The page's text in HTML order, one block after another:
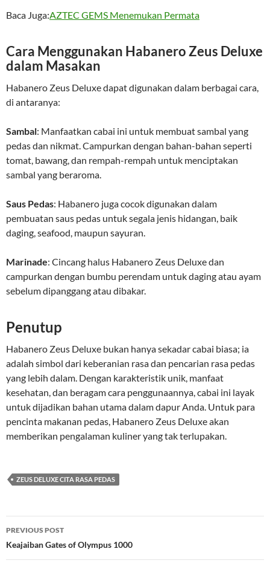
Baca Juga:AZTEC GEMS Menemukan Permata
Cara Menggunakan Habanero Zeus Deluxe
dalam Masakan
Habanero Zeus Deluxe dapat digunakan dalam berbagai cara,
di antaranya:
Sambal: Manfaatkan cabai ini untuk membuat sambal yang
pedas dan nikmat. Campurkan dengan bahan-bahan seperti
tomat, bawang, dan rempah-rempah untuk menciptakan
sambal yang beraroma.
Saus Pedas: Habanero juga cocok digunakan dalam
pembuatan saus pedas untuk segala jenis hidangan, baik
daging, seafood, maupun sayuran.
Marinade: Cincang halus Habanero Zeus Deluxe dan
campurkan dengan bumbu perendam untuk daging atau ayam
sebelum dipanggang atau dibakar.
Penutup
Habanero Zeus Deluxe bukan hanya sekadar cabai biasa; ia
adalah simbol dari keberanian rasa dan pencarian rasa pedas
yang lebih dalam. Dengan karakteristik unik, manfaat
kesehatan, dan beragam cara penggunaannya, cabai ini layak
untuk dijadikan bahan utama dalam dapur Anda. Untuk para
pencinta makanan pedas, Habanero Zeus Deluxe akan
memberikan pengalaman kuliner yang tak terlupakan.
ZEUS DELUXE CITA RASA PEDAS
Post
navigation
PREVIOUS POST
Keajaiban Gates of Olympus 1000